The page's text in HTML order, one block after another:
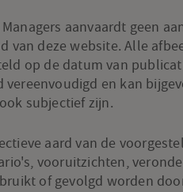
aanvaardt geen
van deze website. Alle
op de datum van
vereenvoudigd en kan
subjectief zijn.
aard van de
vooruitzichten,
of gevolgd worden